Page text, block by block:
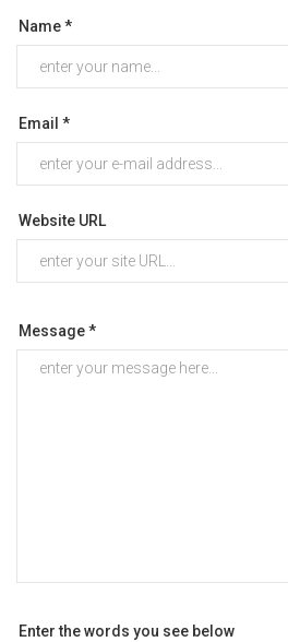
Name *
Email *
Website URL
Message *
Enter the words you see below